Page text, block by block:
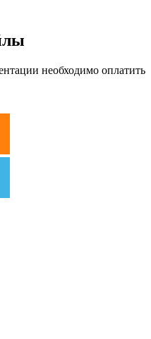
необходимо оплатить